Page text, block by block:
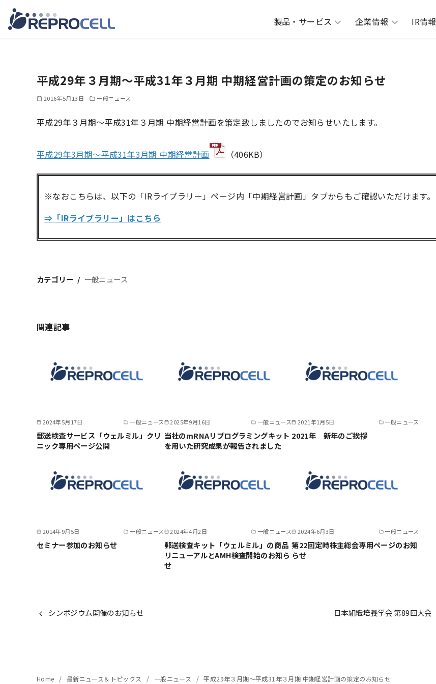
製品・サービス 企業情報 IR情報
平成29年３月期～平成31年３月期 中期経営計画の策定のお知らせ
2016年5月13日 一般ニュース
平成29年３月期～平成31年３月期 中期経営計画を策定致しましたのでお知らせいたします。
平成29年3月期〜平成31年3月期 中期経営計画 （406KB）
※なおこちらは、以下の「IRライブラリー」ページ内「中期経営計画」タブからもご確認いただけます。
⇒「IRライブラリー」はこちら
カテゴリー 一般ニュース
関連記事
2024年5月17日 一般ニュース
郵送検査サービス「ウェルミル」クリ
ニック専用ページ公開
2025年9月16日 一般ニュース
当社のmRNAリプログラミングキット
を用いた研究成果が報告されました
2021年1月5日 一般ニュース
2021年 新年のご挨拶
2014年9月5日 一般ニュース
セミナー参加のお知らせ
2024年4月2日 一般ニュース
郵送検査キット「ウェルミル」の商品
リニューアルとAMH検査開始のお知ら
せ
2024年6月3日 一般ニュース
第22回定時株主総会専用ページのお知
らせ
シンポジウム開催のお知らせ 日本組織培養学会 第89回大会
Home 最新ニュース＆トピックス 一般ニュース 平成29年３月期～平成31年３月期 中期経営計画の策定のお知らせ